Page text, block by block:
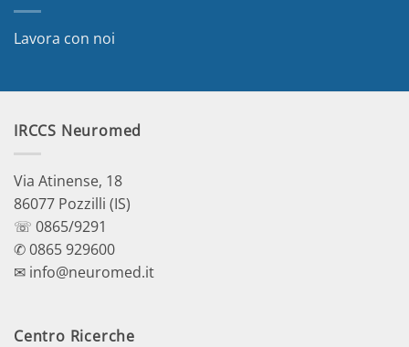
Lavora con noi
IRCCS Neuromed
Via Atinense, 18
86077 Pozzilli (IS)
☏ 0865/9291
✆ 0865 929600
✉ info@neuromed.it
Centro Ricerche